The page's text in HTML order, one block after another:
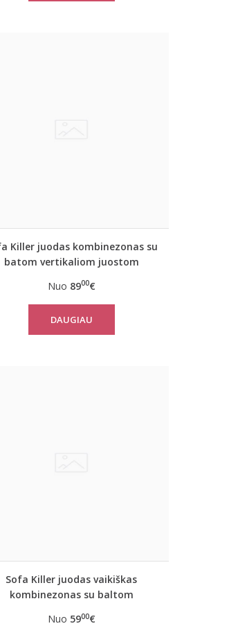
Killer juodas kombinezonas su
batom vertikaliom juostom
Nuo 8900€
DAUGIAU
Sofa Killer juodas vaikiškas
kombinezonas su baltom
Nuo 5900€